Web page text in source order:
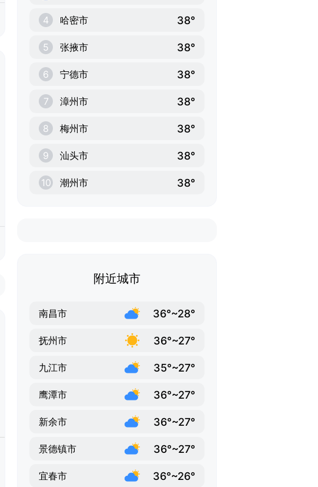
4 哈密市 38°
5 张掖市 38°
6 宁德市 38°
7 漳州市 38°
8 梅州市 38°
9 汕头市 38°
10 潮州市 38°
附近城市
南昌市 36°~28°
抚州市 36°~27°
九江市 35°~27°
鹰潭市 36°~27°
新余市 36°~27°
景德镇市 36°~27°
宜春市 36°~26°